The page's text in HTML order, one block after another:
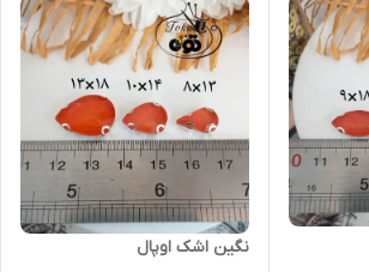
نگین اشک اوپال